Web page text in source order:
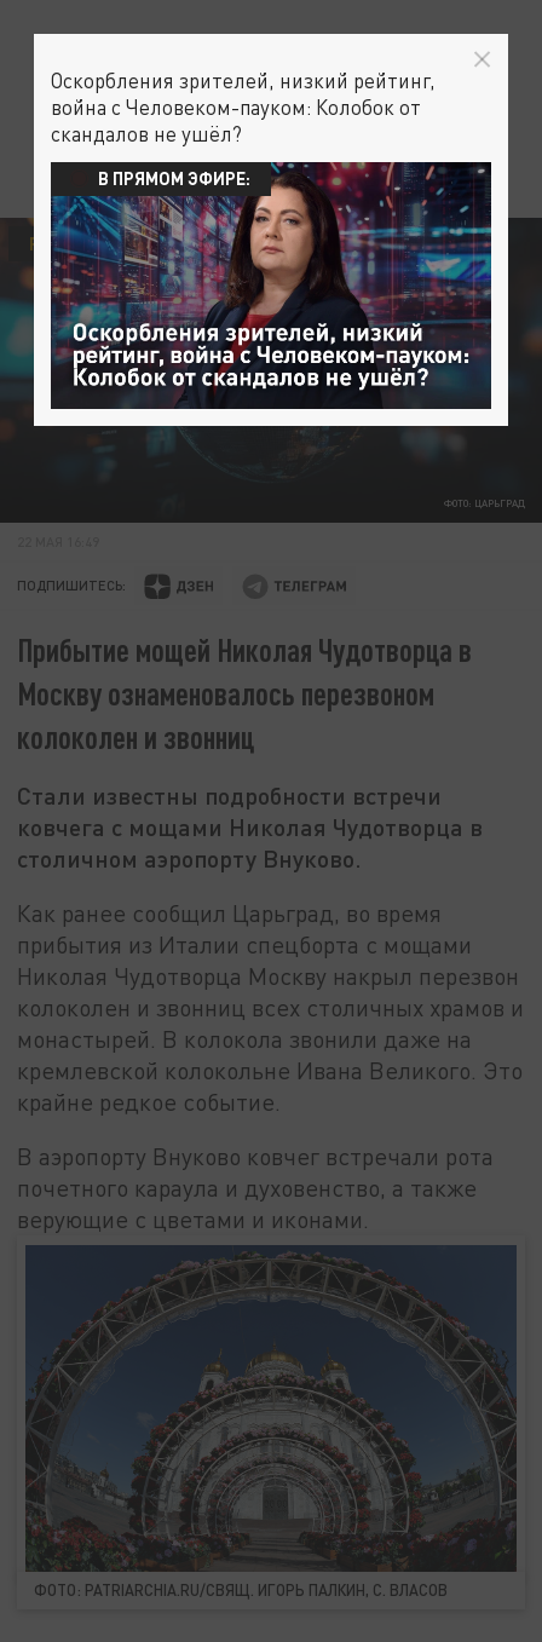
ФОТО: ЦАРЬГРАД
РОССИЯ ОБЩЕСТВО МОСКВА
ПОДПИШИТЕСЬ:
Прибытие мощей Николая Чудотворца в
Москву ознаменовалось перезвоном
колоколен и звонниц
Стали известны подробности встречи
ковчега с мощами Николая Чудотворца в
столичном аэропорту Внуково.
Как ранее сообщил Царьград, во время
прибытия из Италии спецборта с мощами
Николая Чудотворца Москву накрыл перезвон
колоколен и звонниц всех столичных храмов и
монастырей. В колокола звонили даже на
кремлевской колокольне Ивана Великого. Это
крайне редкое событие.
В аэропорту Внуково ковчег встречали рота
почетного караула и духовенство, а также
верующие с цветами и иконами.
ФОТО: PATRIARCHIA.RU/СВЯЩ. ИГОРЬ ПАЛКИН, С. ВЛАСОВ
Оскорбления зрителей, низкий рейтинг,
война с Человеком-пауком: Колобок от
скандалов не ушёл?
В ПРЯМОМ ЭФИРЕ: